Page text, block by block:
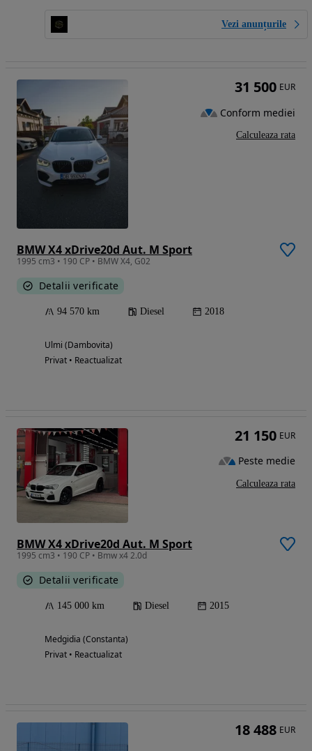
Vezi anunțurile
BMW X4 xDrive20d Aut. M Sport
1995 cm3 • 190 CP • BMW X4, G02
Detalii verificate
94 570 km Diesel 2018
Ulmi (Dambovita)
Privat • Reactualizat
31 500 EUR
Conform mediei
Calculeaza rata
BMW X4 xDrive20d Aut. M Sport
1995 cm3 • 190 CP • Bmw x4 2.0d
Detalii verificate
145 000 km Diesel 2015
Medgidia (Constanta)
Privat • Reactualizat
21 150 EUR
Peste medie
Calculeaza rata
18 488 EUR